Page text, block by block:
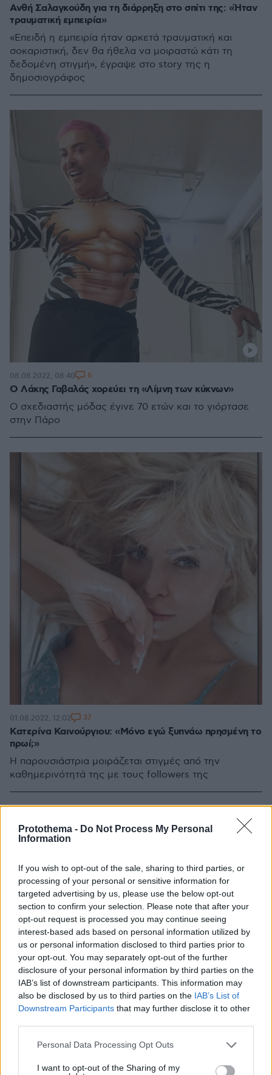
Protothema - Do Not Process My Personal
Information
If you wish to opt-out of the sale, sharing to third parties, or
processing of your personal or sensitive information for
targeted advertising by us, please use the below opt-out
section to confirm your selection. Please note that after your
opt-out request is processed you may continue seeing
interest-based ads based on personal information utilized by
us or personal information disclosed to third parties prior to
your opt-out. You may separately opt-out of the further
disclosure of your personal information by third parties on the
IAB’s list of downstream participants. This information may
also be disclosed by us to third parties on the IAB’s List of
Downstream Participants that may further disclose it to other
Please note that this website/app uses one or more Google
not limited to your visit or usage behaviour. You may click to
Personal Data Processing Opt Outs
I want to opt-out of the Sharing of my
Ανθή Σαλαγκούδη για τη διάρρηξη στο σπίτι της: «Ήταν
τραυματική εμπειρία»
«Επειδή η εμπειρία ήταν αρκετά τραυματική και
σοκαριστική, δεν θα ήθελα να μοιραστώ κάτι τη
δεδομένη στιγμή», έγραψε στο story της η
δημοσιογράφος
Ο Λάκης Γαβαλάς χορεύει τη «Λίμνη των κύκνων»
Ο σχεδιαστής μόδας έγινε 70 ετών και το γιόρτασε
στην Πάρο
08.08.2022, 08:40 6
Κατερίνα Καινούργιου: «Μόνο εγώ ξυπνάω πρησμένη το
πρωί;»
Η παρoυσιάστρια μοιράζεται στιγμές από την
καθημερινότητά της με τους followers της
01.08.2022, 12:02 37
01.06.2022, 07:20 76